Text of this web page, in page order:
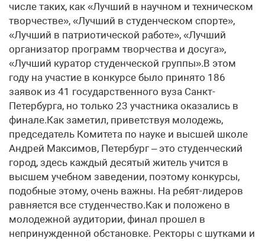
числе таких, как «Лучший в научном и техническом
творчестве», «Лучший в студенческом спорте»,
«Лучший в патриотической работе», «Лучший
организатор программ творчества и досуга»,
«Лучший куратор студенческой группы».В этом
году на участие в конкурсе было принято 186
заявок из 41 государственного вуза Санкт-
Петербурга, но только 23 участника оказались в
финале.Как заметил, приветствуя молодежь,
председатель Комитета по науке и высшей школе
Андрей Максимов, Петербург – это студенческий
город, здесь каждый десятый житель учится в
высшем учебном заведении, поэтому конкурсы,
подобные этому, очень важны. На ребят-лидеров
равняется все студенчество.Как и положено в
молодежной аудитории, финал прошел в
непринужденной обстановке. Ректоры с шутками и